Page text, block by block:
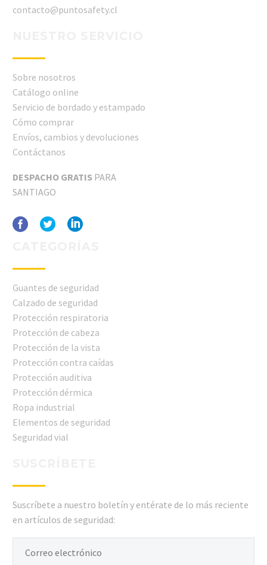
contacto@puntosafety.cl
Sobre nosotros
Catálogo online
Servicio de bordado y estampado
Cómo comprar
Envíos, cambios y devoluciones
Contáctanos
DESPACHO GRATIS PARA
SANTIAGO
Guantes de seguridad
Calzado de seguridad
Protección respiratoria
Protección de cabeza
Protección de la vista
Protección contra caídas
Protección auditiva
Protección dérmica
Ropa industrial
Elementos de seguridad
Seguridad vial
Suscríbete a nuestro boletín y entérate de lo más reciente
en artículos de seguridad: